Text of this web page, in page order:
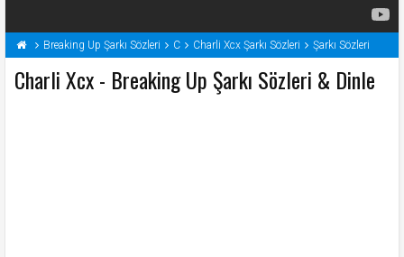
Breaking Up Şarkı Sözleri C Charli Xcx Şarkı Sözleri Şarkı Sözleri
Charli Xcx - Breaking Up Şarkı Sözleri & Dinle